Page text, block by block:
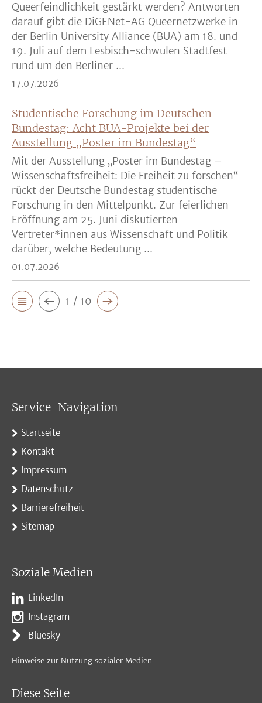
Queerfeindlichkeit gestärkt werden? Antworten
darauf gibt die DiGENet-AG Queernetzwerke in
der Berlin University Alliance (BUA) am 18. und
19. Juli auf dem Lesbisch-schwulen Stadtfest
rund um den Berliner ...
17.07.2026
Studentische Forschung im Deutschen
Bundestag: Acht BUA-Projekte bei der
Ausstellung „Poster im Bundestag“
Mit der Ausstellung „Poster im Bundestag –
Wissenschaftsfreiheit: Die Freiheit zu forschen“
rückt der Deutsche Bundestag studentische
Forschung in den Mittelpunkt. Zur feierlichen
Eröffnung am 25. Juni diskutierten
Vertreter*innen aus Wissenschaft und Politik
darüber, welche Bedeutung ...
01.07.2026
1 / 10
Service-Navigation
Startseite
Kontakt
Impressum
Datenschutz
Barrierefreiheit
Sitemap
Soziale Medien
LinkedIn
Instagram
Bluesky
Hinweise zur Nutzung sozialer Medien
Diese Seite